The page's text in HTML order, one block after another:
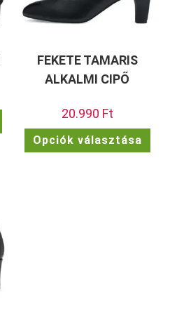
terméknek
variációja
FEKETE TAMARIS
ALKALMI CIPŐ
20.990 Ft
Opciók választása